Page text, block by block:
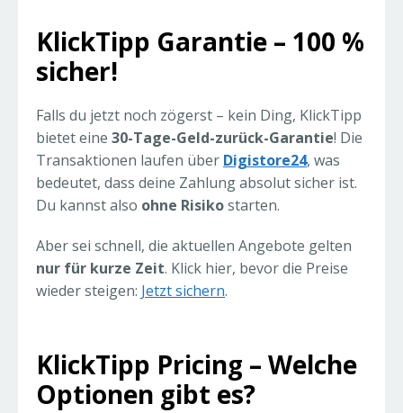
KlickTipp Garantie – 100 %
sicher!
Falls du jetzt noch zögerst – kein Ding, KlickTipp
bietet eine 30-Tage-Geld-zurück-Garantie! Die
Transaktionen laufen über Digistore24, was
bedeutet, dass deine Zahlung absolut sicher ist.
Du kannst also ohne Risikostarten.
Aber sei schnell, die aktuellen Angebote gelten
nur für kurze Zeit. Klick hier, bevor die Preise
wieder steigen: Jetzt sichern.
KlickTipp Pricing – Welche
Optionen gibt es?